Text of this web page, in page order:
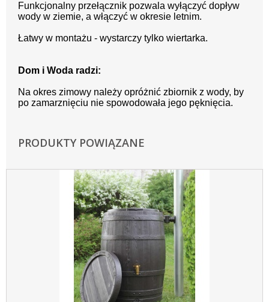
Funkcjonalny przełącznik pozwala wyłączyć dopływ
wody w ziemie, a włączyć w okresie letnim.
Łatwy w montażu - wystarczy tylko wiertarka.
Dom i Woda radzi:
Na okres zimowy należy opróżnić zbiornik z wody, by
po zamarznięciu nie spowodowała jego pęknięcia.
PRODUKTY POWIĄZANE